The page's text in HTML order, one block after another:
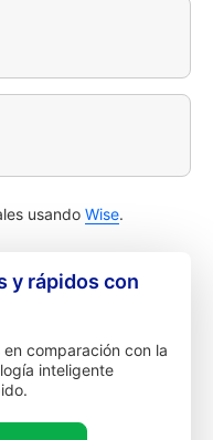
usando Wise.
y rápidos con
comparación con la
inteligente